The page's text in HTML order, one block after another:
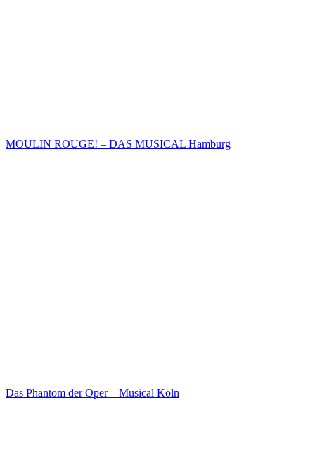
MOULIN ROUGE! – DAS MUSICAL Hamburg
Das Phantom der Oper – Musical Köln